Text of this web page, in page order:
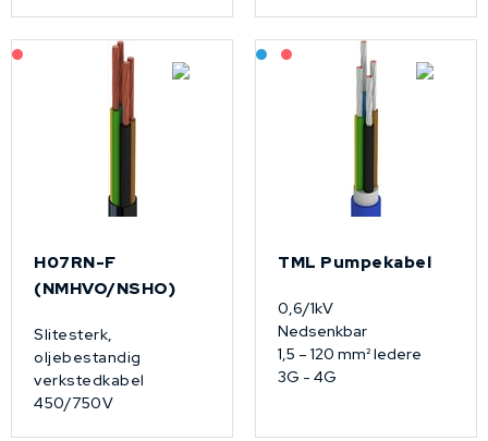
På forespørsel
H07RN-F
(NMHVO/NSHO)
Slitesterk,
oljebestandig
verkstedkabel
450/750V
Bestilling: 2-3 uker
På forespørsel
TML Pumpekabel
0,6/1kV
Nedsenkbar
1,5 – 120 mm² ledere
3G - 4G